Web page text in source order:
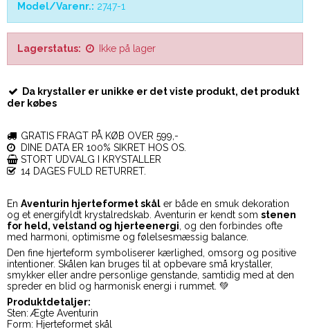
Model/Varenr.: 2747-1
Lagerstatus: Ikke på lager
Da krystaller er unikke er det viste produkt, det produkt
der købes
GRATIS FRAGT PÅ KØB OVER 599,-
DINE DATA ER 100% SIKRET HOS OS.
STORT UDVALG I KRYSTALLER
14 DAGES FULD RETURRET.
En Aventurin hjerteformet skål er både en smuk dekoration
og et energifyldt krystalredskab. Aventurin er kendt som stenen
for held, velstand og hjerteenergi , og den forbindes ofte
med harmoni, optimisme og følelsesmæssig balance.
Den fine hjerteform symboliserer kærlighed, omsorg og positive
intentioner. Skålen kan bruges til at opbevare små krystaller,
smykker eller andre personlige genstande, samtidig med at den
spreder en blid og harmonisk energi i rummet. 💚
Produktdetaljer:
Sten: Ægte Aventurin
Form: Hjerteformet skål